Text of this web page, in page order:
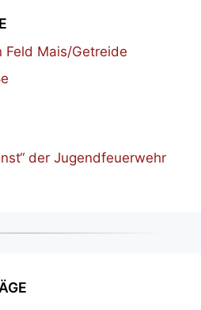
Feld Mais/Getreide
der Jugendfeuerwehr